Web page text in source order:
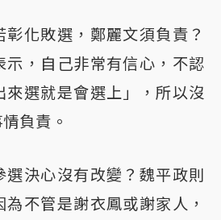
化敗選，鄭麗文須負責？
示，自己非常有信心，不認
來選就是會選上」，所以沒
負責。
選決心沒有改變？魏平政則
不管是謝衣鳳或謝家人，